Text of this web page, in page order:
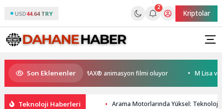
USD44.64 TRY
2
Kriptolar
Son Eklenenler
Kral Türkiye’nin ilk IMAX® animasyon filmi oluyor M Lisa ve
Teknoloji Haberleri Arama Motorlarında Yüksel: